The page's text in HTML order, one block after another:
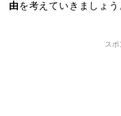
由 を考えていきましょう
スポ